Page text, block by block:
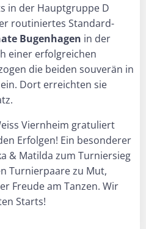
in der Hauptgruppe D
routiniertes Standard-
Bugenhagen in der
einer erfolgreichen
die beiden souverän in
Dort erreichten sie
Viernheim gratuliert
Erfolgen! Ein besonderer
& Matilda zum Turniersieg
Turnierpaare zu Mut,
Freude am Tanzen. Wir
Starts!